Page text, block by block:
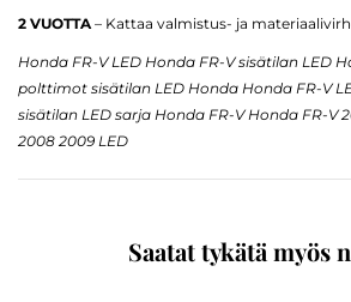
2 VUOTTA – Kattaa valmistus- ja
Honda FR-V LED Honda FR-V sisätilan LED
polttimot sisätilan LED Honda Honda FR-V
sisätilan LED sarja Honda FR-V Honda FR-V
2008 2009 LED
Saatat tykätä myös